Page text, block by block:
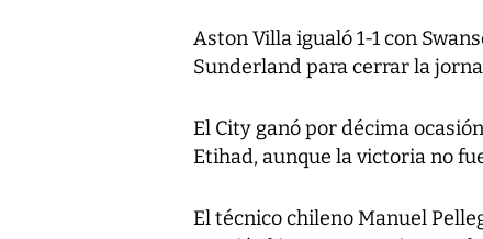
Aston Villa igualó 1-1 con
Sunderland para cerrar la
El City ganó por décima
Etihad, aunque la victoria no
El técnico chileno Manuel